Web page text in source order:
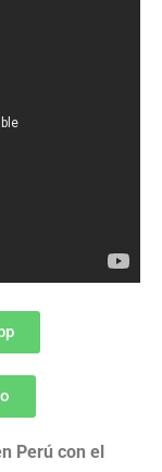
Perú con el